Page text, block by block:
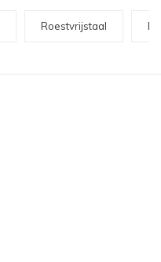
Roestvrijstaal